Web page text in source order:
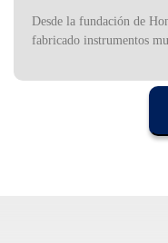
Desde la fundación de
fabricado instrumentos
Honsuy creó las
oferta de nuevos
contiene una amplia
sofisticados tambores o